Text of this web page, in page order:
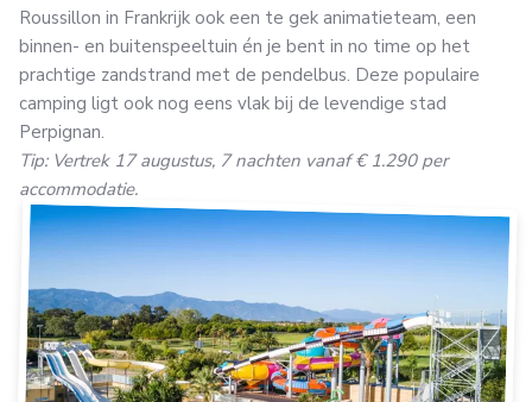
Roussillon in Frankrijk ook een te gek animatieteam, een
binnen- en buitenspeeltuin én je bent in no time op het
prachtige zandstrand met de pendelbus. Deze populaire
camping ligt ook nog eens vlak bij de levendige stad
Perpignan.
Tip: Vertrek 17 augustus, 7 nachten vanaf € 1.290 per
accommodatie.